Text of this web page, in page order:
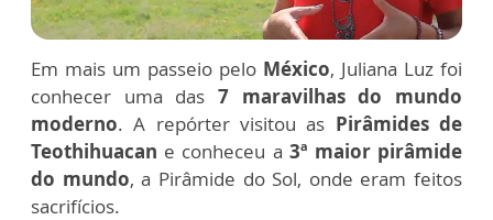
Em mais um passeio pelo México, Juliana Luz foi
conhecer uma das 7 maravilhas do mundo
moderno. A repórter visitou as Pirâmides de
Teothihuacan e conheceu a 3ª maior pirâmide
do mundo, a Pirâmide do Sol, onde eram feitos
sacrifícios.